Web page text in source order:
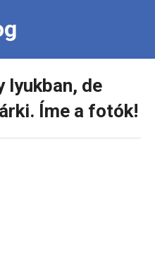
lyukban, de
Íme a fotók!